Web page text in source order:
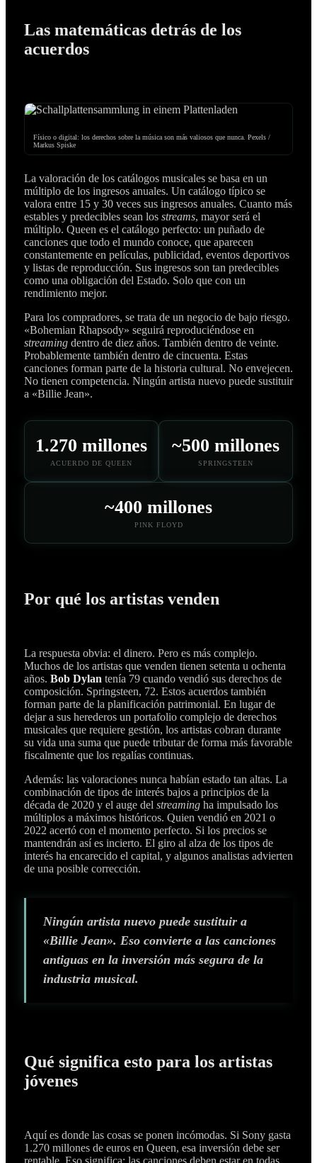
Las matemáticas detrás de los
acuerdos
Físico o digital: los derechos sobre la música son más valiosos que nunca. Pexels /
Markus Spiske
La valoración de los catálogos musicales se basa en un
múltiplo de los ingresos anuales. Un catálogo típico se
valora entre 15 y 30 veces sus ingresos anuales. Cuanto más
estables y predecibles sean los streams, mayor será el
múltiplo. Queen es el catálogo perfecto: un puñado de
canciones que todo el mundo conoce, que aparecen
constantemente en películas, publicidad, eventos deportivos
y listas de reproducción. Sus ingresos son tan predecibles
como una obligación del Estado. Solo que con un
rendimiento mejor.
Para los compradores, se trata de un negocio de bajo riesgo.
«Bohemian Rhapsody» seguirá reproduciéndose en
streaming dentro de diez años. También dentro de veinte.
Probablemente también dentro de cincuenta. Estas
canciones forman parte de la historia cultural. No envejecen.
No tienen competencia. Ningún artista nuevo puede sustituir
a «Billie Jean».
1.270 millones
ACUERDO DE QUEEN
~500 millones
SPRINGSTEEN
~400 millones
PINK FLOYD
Por qué los artistas venden
La respuesta obvia: el dinero. Pero es más complejo.
Muchos de los artistas que venden tienen setenta u ochenta
años. Bob Dylan tenía 79 cuando vendió sus derechos de
composición. Springsteen, 72. Estos acuerdos también
forman parte de la planificación patrimonial. En lugar de
dejar a sus herederos un portafolio complejo de derechos
musicales que requiere gestión, los artistas cobran durante
su vida una suma que puede tributar de forma más favorable
fiscalmente que los regalías continuas.
Además: las valoraciones nunca habían estado tan altas. La
combinación de tipos de interés bajos a principios de la
década de 2020 y el auge del streaming ha impulsado los
múltiplos a máximos históricos. Quien vendió en 2021 o
2022 acertó con el momento perfecto. Si los precios se
mantendrán así es incierto. El giro al alza de los tipos de
interés ha encarecido el capital, y algunos analistas advierten
de una posible corrección.
Ningún artista nuevo puede sustituir a
«Billie Jean». Eso convierte a las canciones
antiguas en la inversión más segura de la
industria musical.
Qué significa esto para los artistas
jóvenes
Aquí es donde las cosas se ponen incómodas. Si Sony gasta
1.270 millones de euros en Queen, esa inversión debe ser